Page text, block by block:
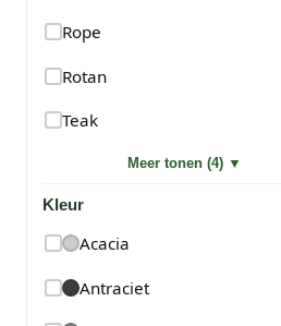
Rope
Rotan
Teak
Meer tonen (4) ▼
Kleur
Acacia
Antraciet